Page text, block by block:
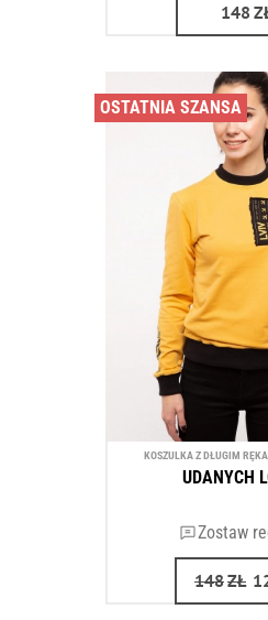
148
OSTATNIA SZANSA
KOSZULKA Z DŁUGIM
UDANYCH
Zostaw
148ZŁ